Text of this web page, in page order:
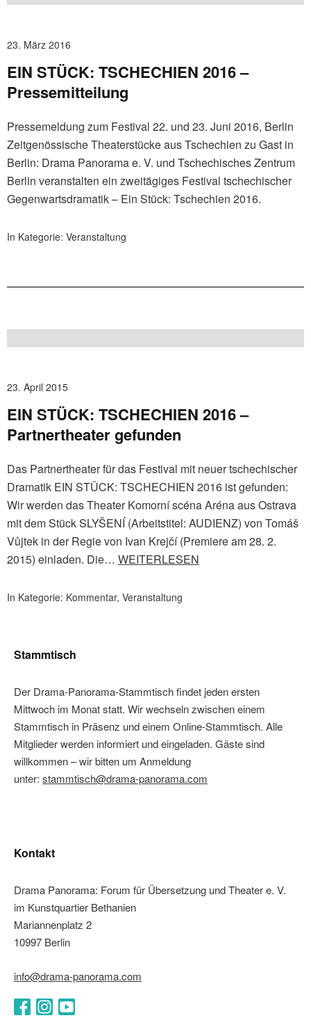
23. März 2016
EIN STÜCK: TSCHECHIEN 2016 –
Pressemitteilung
Pressemeldung zum Festival 22. und 23. Juni 2016, Berlin
Zeitgenössische Theaterstücke aus Tschechien zu Gast in
Berlin: Drama Panorama e. V. und Tschechisches Zentrum
Berlin veranstalten ein zweitägiges Festival tschechischer
Gegenwartsdramatik – Ein Stück: Tschechien 2016.
In Kategorie: Veranstaltung
23. April 2015
EIN STÜCK: TSCHECHIEN 2016 –
Partnertheater gefunden
Das Partnertheater für das Festival mit neuer tschechischer
Dramatik EIN STÜCK: TSCHECHIEN 2016 ist gefunden:
Wir werden das Theater Komorní scéna Aréna aus Ostrava
mit dem Stück SLYŠENÍ (Arbeitstitel: AUDIENZ) von Tomáš
Vůjtek in der Regie von Ivan Krejčí (Premiere am 28. 2.
2015) einladen. Die… WEITERLESEN
In Kategorie: Kommentar, Veranstaltung
Stammtisch
Der Drama-Panorama-Stammtisch findet jeden ersten
Mittwoch im Monat statt. Wir wechseln zwischen einem
Stammtisch in Präsenz und einem Online-Stammtisch. Alle
Mitglieder werden informiert und eingeladen. Gäste sind
willkommen – wir bitten um Anmeldung
unter: stammtisch@drama-panorama.com
Kontakt
Drama Panorama: Forum für Übersetzung und Theater e. V.
im Kunstquartier Bethanien
Mariannenplatz 2
10997 Berlin
info@drama-panorama.com